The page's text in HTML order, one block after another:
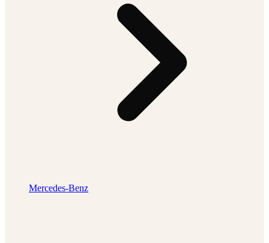
Mercedes-Benz